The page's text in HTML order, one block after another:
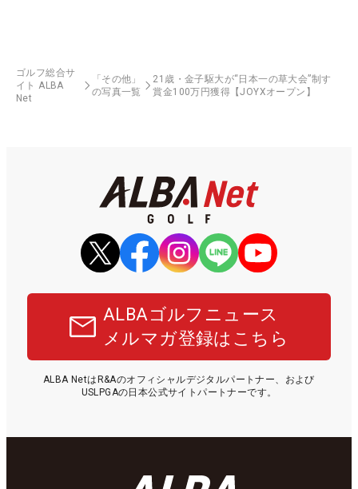
ゴルフ総合サ
イト ALBA
Net
「その他」
の写真一覧
21歳・金子駆大が“日本一の草大会”制す
賞金100万円獲得【JOYXオープン】
ALBAゴルフニュース
メルマガ登録はこちら
ALBA NetはR&Aのオフィシャルデジタルパートナー、および
USLPGAの日本公式サイトパートナーです。